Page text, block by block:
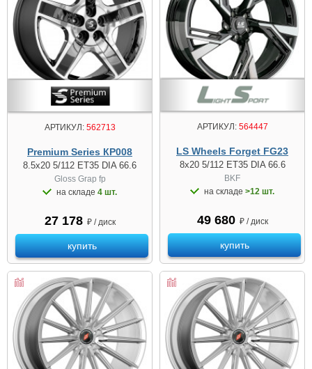
АРТИКУЛ:562713
Premium Series КР008
8.5x20 5/112 ET35 DIA 66.6
Gloss Grap fp
на складе 4 шт.
27 178 ₽ / диск
купить
АРТИКУЛ:564447
LS Wheels Forget FG23
8x20 5/112 ET35 DIA 66.6
BKF
на складе >12 шт.
49 680 ₽ / диск
купить